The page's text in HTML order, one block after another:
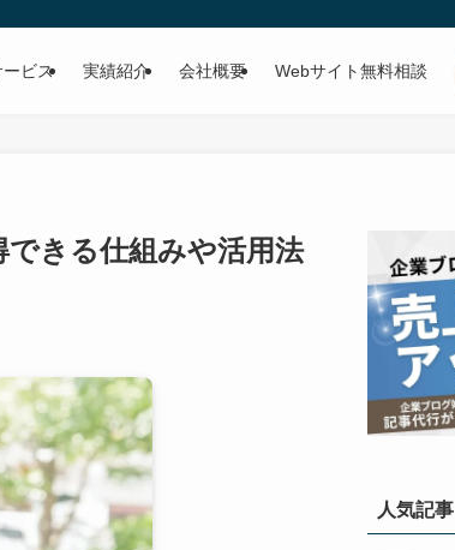
ービス 実績紹介 会社概要 Webサイト無料相談
きる仕組みや活用法
人気記事